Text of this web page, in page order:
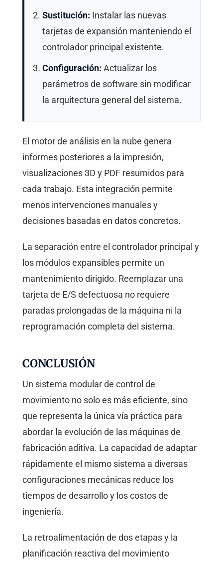
Sustitución: Instalar las nuevas
tarjetas de expansión manteniendo el
controlador principal existente.
Configuración: Actualizar los
parámetros de software sin modificar
la arquitectura general del sistema.
El motor de análisis en la nube genera
informes posteriores a la impresión,
visualizaciones 3D y PDF resumidos para
cada trabajo. Esta integración permite
menos intervenciones manuales y
decisiones basadas en datos concretos.
La separación entre el controlador principal y
los módulos expansibles permite un
mantenimiento dirigido. Reemplazar una
tarjeta de E/S defectuosa no requiere
paradas prolongadas de la máquina ni la
reprogramación completa del sistema.
CONCLUSIÓN
Un sistema modular de control de
movimiento no solo es más eficiente, sino
que representa la única vía práctica para
abordar la evolución de las máquinas de
fabricación aditiva. La capacidad de adaptar
rápidamente el mismo sistema a diversas
configuraciones mecánicas reduce los
tiempos de desarrollo y los costos de
ingeniería.
La retroalimentación de dos etapas y la
planificación reactiva del movimiento